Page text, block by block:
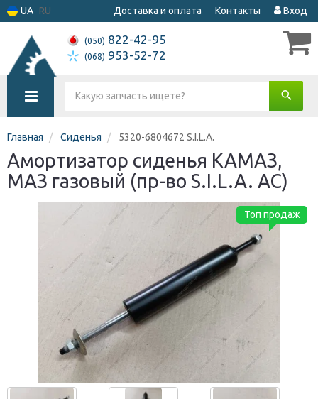
UA RU Доставка и оплата Контакты Вход
(050) 822-42-95
(068) 953-52-72
Главная Сиденья 5320-6804672 S.I.L.A.
Амортизатор сиденья КАМАЗ,
МАЗ газовый (пр-во S.I.L.A. AC)
Топ продаж